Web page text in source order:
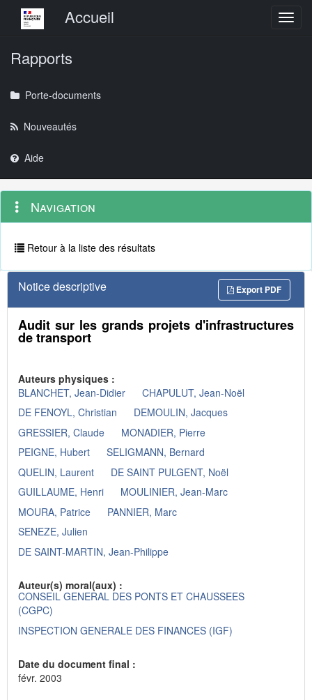
Menu principalAccueil
Rapports
Porte-documents
Nouveautés
Aide
Navigation
outils
Menu
contextuel
Navigation
Retour à la liste des résultats
Notice descriptive Export PDF
Audit sur les grands projets d'infrastructures
de transport
Auteurs physiques :
BLANCHET, Jean-Didier
CHAPULUT, Jean-Noël
DE FENOYL, Christian
DEMOULIN, Jacques
GRESSIER, Claude
MONADIER, Pierre
PEIGNE, Hubert
SELIGMANN, Bernard
QUELIN, Laurent
DE SAINT PULGENT, Noël
GUILLAUME, Henri
MOULINIER, Jean-Marc
MOURA, Patrice
PANNIER, Marc
SENEZE, Julien
DE SAINT-MARTIN, Jean-Philippe
Auteur(s) moral(aux) :
CONSEIL GENERAL DES PONTS ET CHAUSSEES
(CGPC)
INSPECTION GENERALE DES FINANCES (IGF)
Date du document final :
févr. 2003